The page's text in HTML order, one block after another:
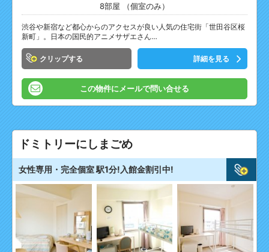
8部屋 （個室のみ）
渋谷や新宿など都心からのアクセスが良い人気の住宅街「世田谷区桜
新町」。日本の国民的アニメサザエさん…
クリップ 詳細を見る
この物件にメールで問い合せる
ドミトリーにしまごめ
女性専用・完全個室 駅1分!入館金割引中!